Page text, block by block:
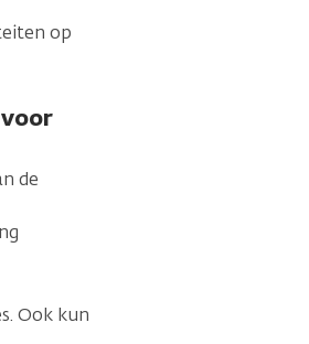
op
de
Ook kun